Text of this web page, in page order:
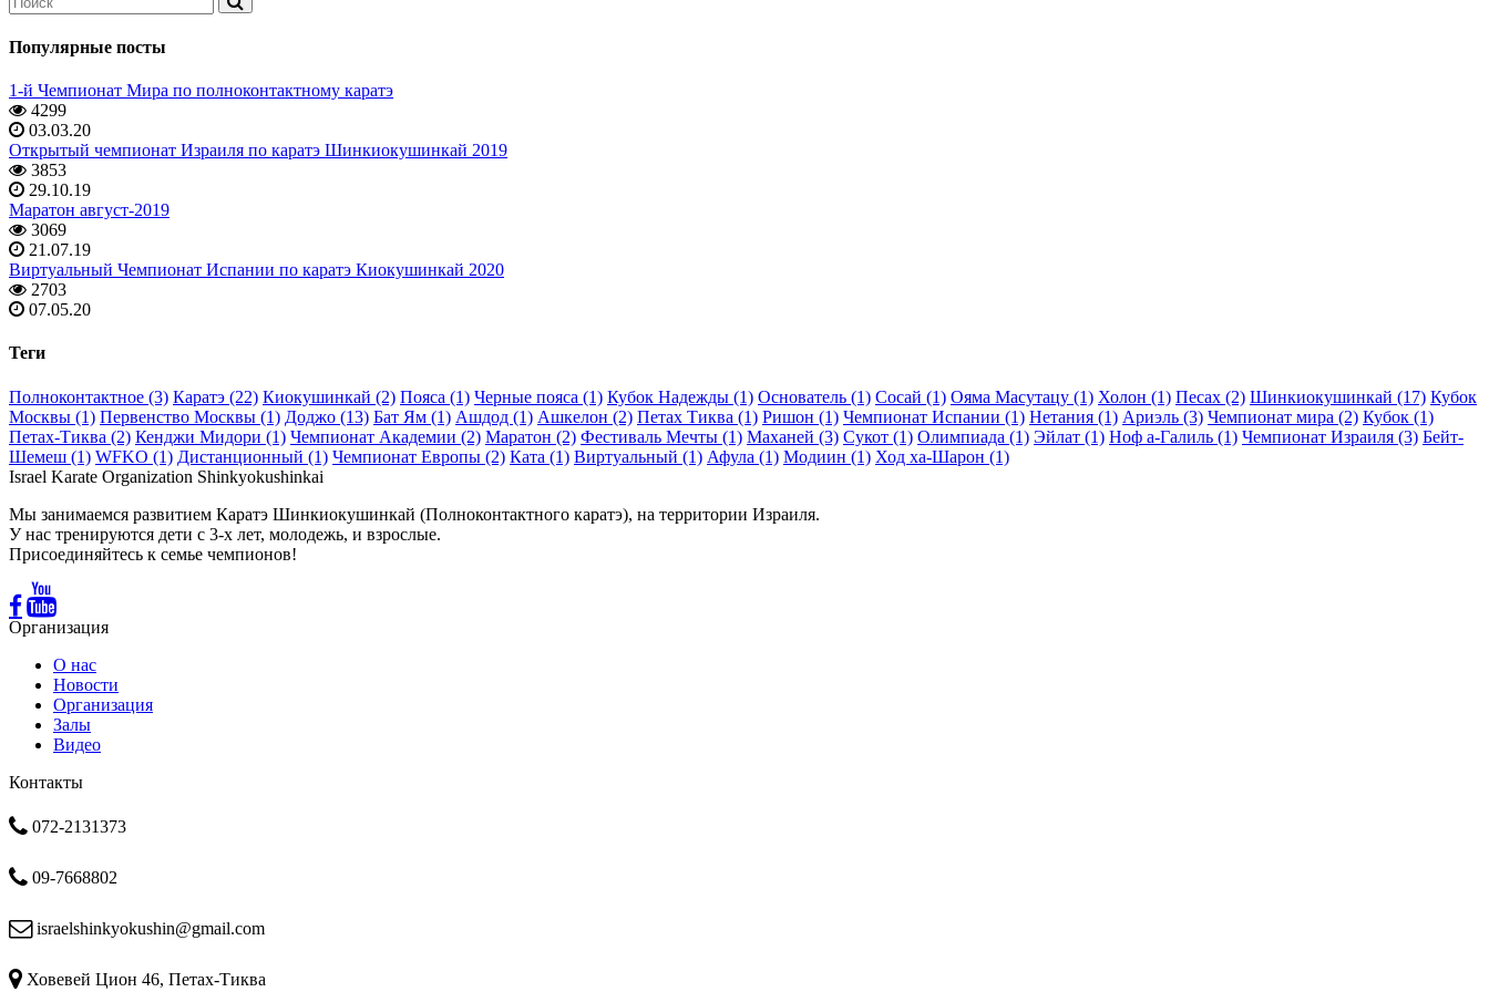
Популярные посты
1-й Чемпионат Мира по полноконтактному каратэ
4299
03.03.20
Открытый чемпионат Израиля по каратэ Шинкиокушинкай 2019
3853
29.10.19
Маратон август-2019
3069
21.07.19
Виртуальный Чемпионат Испании по каратэ Киокушинкай 2020
2703
07.05.20
Теги
Полноконтактное (3) Каратэ (22) Киокушинкай (2) Пояса (1) Черные пояса (1) Кубок Надежды (1) Основатель (1) Сосай (1) Ояма Масутацу (1) Холон (1) Песах (2) Шинкиокушинкай (17) Кубок
Москвы (1) Первенство Москвы (1) Доджо (13) Бат Ям (1) Ашдод (1) Ашкелон (2) Петах Тиква (1) Ришон (1) Чемпионат Испании (1) Нетания (1) Ариэль (3) Чемпионат мира (2) Кубок (1)
Петах-Тиква (2) Кенджи Мидори (1) Чемпионат Академии (2) Маратон (2) Фестиваль Мечты (1) Маханей (3) Сукот (1) Олимпиада (1) Эйлат (1) Ноф а-Галиль (1) Чемпионат Израиля (3) Бейт-
Шемеш (1) WFKO (1) Дистанционный (1) Чемпионат Европы (2) Ката (1) Виртуальный (1) Афула (1) Модиин (1) Ход ха-Шарон (1)
Israel Karate Organization Shinkyokushinkai
Мы занимаемся развитием Каратэ Шинкиокушинкай (Полноконтактного каратэ), на территории Израиля.
У нас тренируются дети с 3-х лет, молодежь, и взрослые.
Присоединяйтесь к семье чемпионов!
Организация
О нас
Новости
Организация
Залы
Видео
Контакты
072-2131373
09-7668802
israelshinkyokushin@gmail.com
Ховевей Цион 46, Петах-Тиква